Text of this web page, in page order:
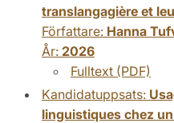
translangagière et
Författare: Hanna
År: 2026
Fulltext (PDF)
Kandidatuppsats:
linguistiques chez